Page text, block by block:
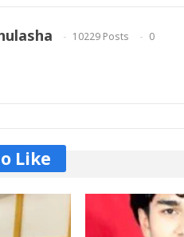
10229 Posts
0
Like